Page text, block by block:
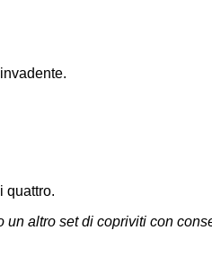
quattro.
altro set di copriviti con